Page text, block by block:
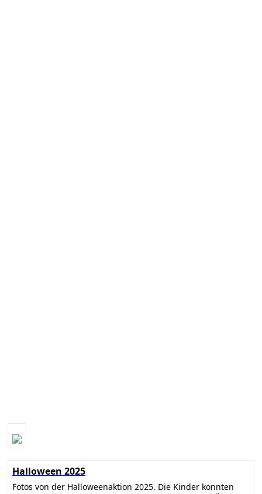
Halloween 2025
Fotos von der Halloweenaktion 2025. Die Kinder konnten